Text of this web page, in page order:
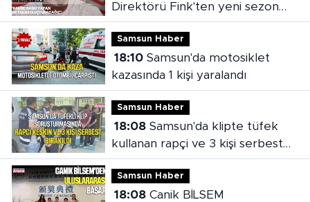
Direktörü Fink'ten yeni sezon
mesajı
Samsun Haber
18:10Samsun'da motosiklet
kazasında 1 kişi yaralandı
Samsun Haber
18:08Samsun'da klipte tüfek
kullanan rapçi ve 3 kişi serbest
bırakıldı
Samsun Haber
18:08Canik BİLSEM